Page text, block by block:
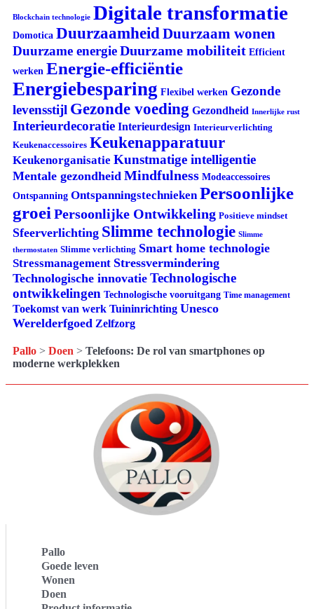
Blockchain technologie Digitale transformatie
Domotica Duurzaamheid Duurzaam wonen
Duurzame energieDuurzame mobiliteit Efficient
werken Energie-efficiëntie
Energiebesparing Flexibel werken Gezonde
levensstijl Gezonde voeding Gezondheid Innerlijke rust
Interieurdecoratie Interieurdesign Interieurverlichting
Keukenaccessoires Keukenapparatuur
Keukenorganisatie Kunstmatige intelligentie
Mentale gezondheid Mindfulness Modeaccessoires
Ontspanning Ontspanningstechnieken Persoonlijke
groei Persoonlijke Ontwikkeling Positieve mindset
Sfeerverlichting Slimme technologie Slimme
thermostaten Slimme verlichting Smart home technologie
Stressmanagement Stressvermindering
Technologische innovatie Technologische
ontwikkelingen Technologische vooruitgang Time management
Toekomst van werk Tuininrichting Unesco
Werelderfgoed Zelfzorg
Pallo > Doen > Telefoons: De rol van smartphones op
moderne werkplekken
Pallo
Goede leven
Wonen
Doen